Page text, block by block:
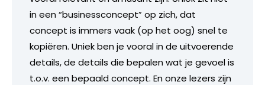
in een “businessconcept” op zich, dat
concept is immers vaak (op het oog) snel te
kopiëren. Uniek ben je vooral in de uitvoerende
details, de details die bepalen wat je gevoel is
t.o.v. een bepaald concept. En onze lezers zijn